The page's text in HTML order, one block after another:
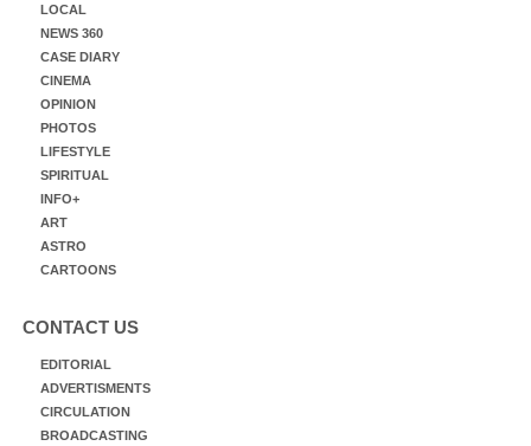
LOCAL
NEWS 360
CASE DIARY
CINEMA
OPINION
PHOTOS
LIFESTYLE
SPIRITUAL
INFO+
ART
ASTRO
CARTOONS
CONTACT US
EDITORIAL
ADVERTISMENTS
CIRCULATION
BROADCASTING